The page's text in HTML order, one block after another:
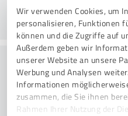
Wir verwenden Cookies, um
personalisieren, Funktionen
können und die Zugriffe auf
Außerdem geben wir
unserer Website an unsere
Werbung und Analysen
Informationen
zusammen, die Sie ihnen
Rahmen Ihrer Nutzung der